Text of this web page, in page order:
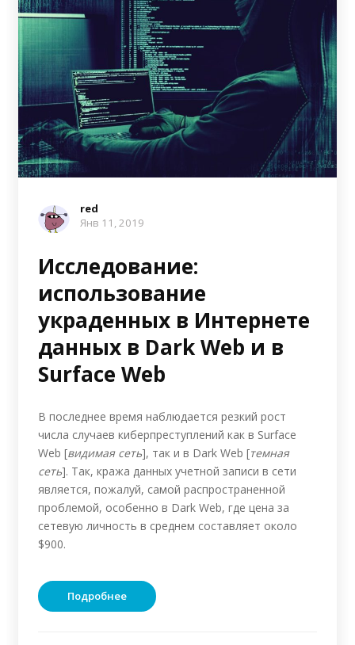
red
Янв 11, 2019
Исследование:
использование
украденных в Интернете
данных в Dark Web и в
Surface Web
В последнее время наблюдается резкий рост
числа случаев киберпреступлений как в Surface
Web [видимая сеть], так и в Dark Web [темная
сеть]. Так, кража данных учетной записи в сети
является, пожалуй, самой распространенной
проблемой, особенно в Dark Web, где цена за
сетевую личность в среднем составляет около
$900.
Подробнее